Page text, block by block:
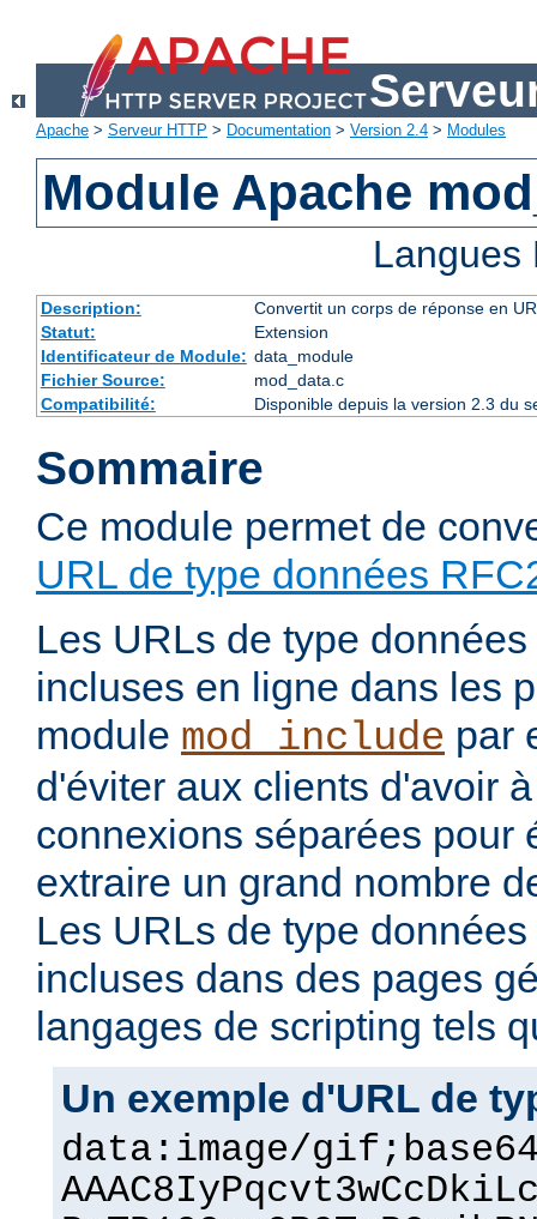
Apache > Serveur HTTP > Documentation > Version 2.4 > Modules
Module Apache
Description:
Convertit un corps de réponse en
Statut:
Extension
Identificateur de Module: data_module
Fichier Source:
mod_data.c
Compatibilité:
Disponible depuis la version 2.3 du
Sommaire
Ce module permet de
URL de type données
Les URLs de type
incluses en ligne dans les
module mod_include par
d'éviter aux clients d'avoir
connexions séparées pour
extraire un grand nombre
Les URLs de type
incluses dans des pages
langages de scripting tels
Un exemple d'URL de
data:image/